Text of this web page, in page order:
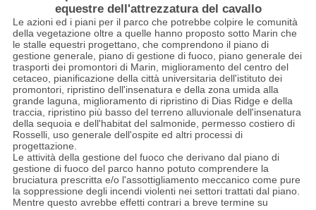
equestre dell'attrezzatura del cavallo
Le azioni ed i piani per il parco che potrebbe colpire le comunità
della vegetazione oltre a quelle hanno proposto sotto Marin che
le stalle equestri progettano, che comprendono il piano di
gestione generale, piano di gestione di fuoco, piano generale dei
trasporti dei promontori di Marin, miglioramento del centro del
cetaceo, pianificazione della città universitaria dell'istituto dei
promontori, ripristino dell'insenatura e della zona umida alla
grande laguna, miglioramento di ripristino di Dias Ridge e della
traccia, ripristino più basso del terreno alluvionale dell'insenatura
della sequoia e dell'habitat del salmonide, permesso costiero di
Rosselli, uso generale dell'ospite ed altri processi di
progettazione.
Le attività della gestione del fuoco che derivano dal piano di
gestione di fuoco del parco hanno potuto comprendere la
bruciatura prescritta e/o l'assottigliamento meccanico come pure
la soppressione degli incendi violenti nei settori trattati dal piano.
Mentre questo avrebbe effetti contrari a breve termine su